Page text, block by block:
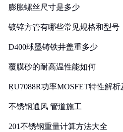
膨胀螺丝尺寸是多少
镀锌方管有哪些常见规格和型号
D400球墨铸铁井盖重多少
覆膜砂的耐高温性能如何
RU7088R功率MOSFET特性解
不锈钢通风 管道施工
201不锈钢重量计算方法大全